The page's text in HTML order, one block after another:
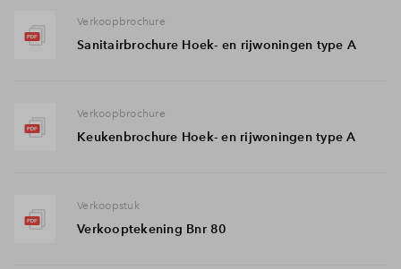
Verkoopbrochure
Sanitairbrochure Hoek- en rijwoningen type A
Verkoopbrochure
Keukenbrochure Hoek- en rijwoningen type A
Verkoopstuk
Verkooptekening Bnr 80